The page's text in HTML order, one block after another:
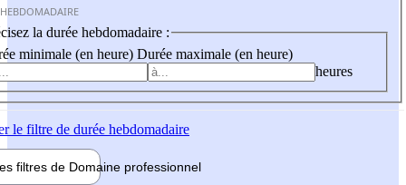
la durée hebdomadaire :
minimale (en heure) Durée maximale (en heure)
heures
le filtre de durée hebdomadaire
filtres de Domaine professionnel